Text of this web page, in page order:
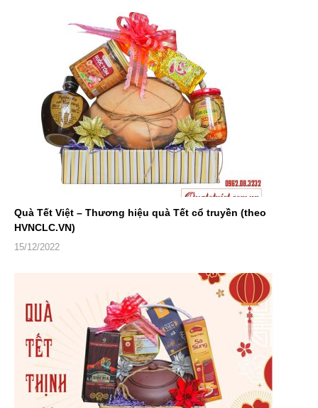
Quà Tết Việt – Thương hiệu quà Tết cổ truyền (theo
HVNCLC.VN)
15/12/2022